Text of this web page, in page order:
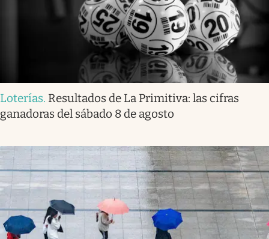
Loterías. Resultados de La Primitiva: las cifras
ganadoras del sábado 8 de agosto